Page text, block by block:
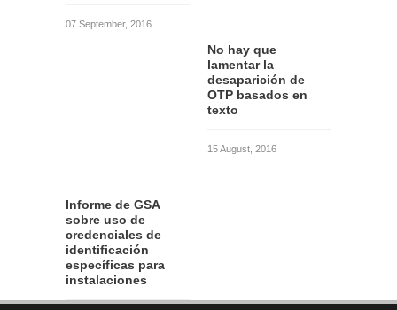
07 September, 2016
No hay que
lamentar la
desaparición de
OTP basados en
texto
15 August, 2016
Informe de GSA
sobre uso de
credenciales de
identificación
específicas para
instalaciones